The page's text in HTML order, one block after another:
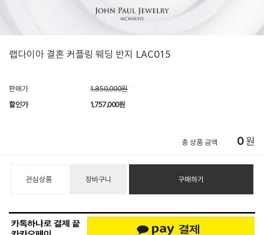
랩다이아 결혼 커플링 웨딩 반지 LAC015
판매가 1,850,000원
할인가 1,757,000원
총 상품 금액 0 원
관심상품 장바구니 구매하기